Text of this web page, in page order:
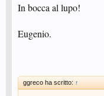
In bocca al lupo!
Eugenio.
ggreco ha scritto: ↑